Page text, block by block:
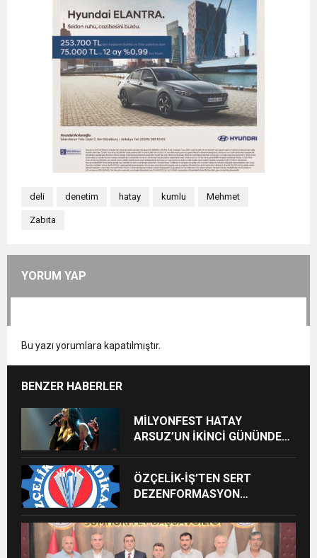
deli denetim hatay kumlu Mehmet
Zabıta
YORUM YAP
Bu yazı yorumlara kapatılmıştır.
BENZER HABERLER
MİLYONFEST HATAY
ARSUZ’UN İKİNCİ GÜNÜNDE
ÖZÇELİK-İŞ’TEN SERT
DEZENFORMASYON
CEZAİ SÜREÇ BAŞLATILDI”